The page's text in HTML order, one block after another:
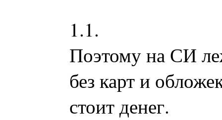
1.1.
Поэтому на СИ
без карт и
стоит денег.